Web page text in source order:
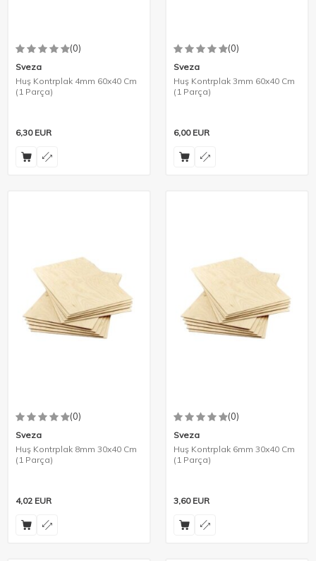
(0)
Sveza
Huş Kontrplak 4mm 60x40 Cm
(1 Parça)
6,30EUR
(0)
Sveza
Huş Kontrplak 3mm 60x40 Cm
(1 Parça)
6,00EUR
(0)
Sveza
Huş Kontrplak 8mm 30x40 Cm
(1 Parça)
4,02 EUR
(0)
Sveza
Huş Kontrplak 6mm 30x40 Cm
(1 Parça)
3,60EUR